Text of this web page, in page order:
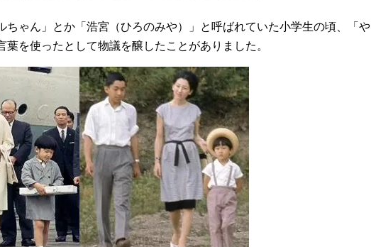
ちゃん」とか「浩宮（ひろのみや）」と呼ばれていた小学生の頃、「や
葉を使ったとして物議を醸したことがありました。